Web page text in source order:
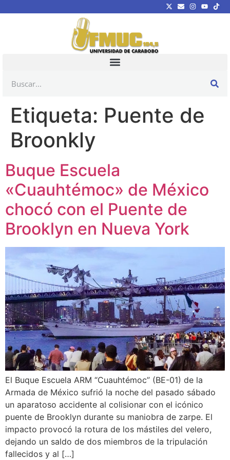
Etiqueta: Puente de
Broonkly
Buque Escuela
«Cuauhtémoc» de México
chocó con el Puente de
Brooklyn en Nueva York
El Buque Escuela ARM “Cuauhtémoc” (BE-01) de la
Armada de México sufrió la noche del pasado sábado
un aparatoso accidente al colisionar con el icónico
puente de Brooklyn durante su maniobra de zarpe. El
impacto provocó la rotura de los mástiles del velero,
dejando un saldo de dos miembros de la tripulación
fallecidos y al […]